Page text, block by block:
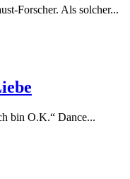
Forscher. Als solcher...
bin O.K.“ Dance...